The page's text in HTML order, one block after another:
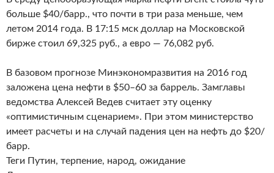
больше $40/барр., что почти в три раза меньше, чем
летом 2014 года. В 17:15 мск доллар на Московской
бирже стоил 69,325 руб., а евро — 76,082 руб.
В базовом прогнозе Минэкономразвития на 2016 год
заложена цена нефти в $50–60 за баррель. Замглавы
ведомства Алексей Ведев считает эту оценку
«оптимистичным сценарием». При этом министерство
имеет расчеты и на случай падения цен на нефть до $20/
барр.
Теги Путин, терпение, народ, ожидание